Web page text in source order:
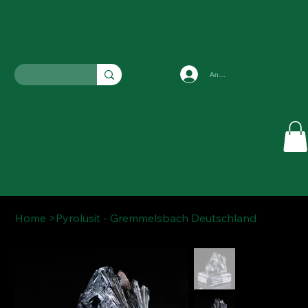
Anmelden
Home > Pyrolusit - Gremmelsbach Deutschland